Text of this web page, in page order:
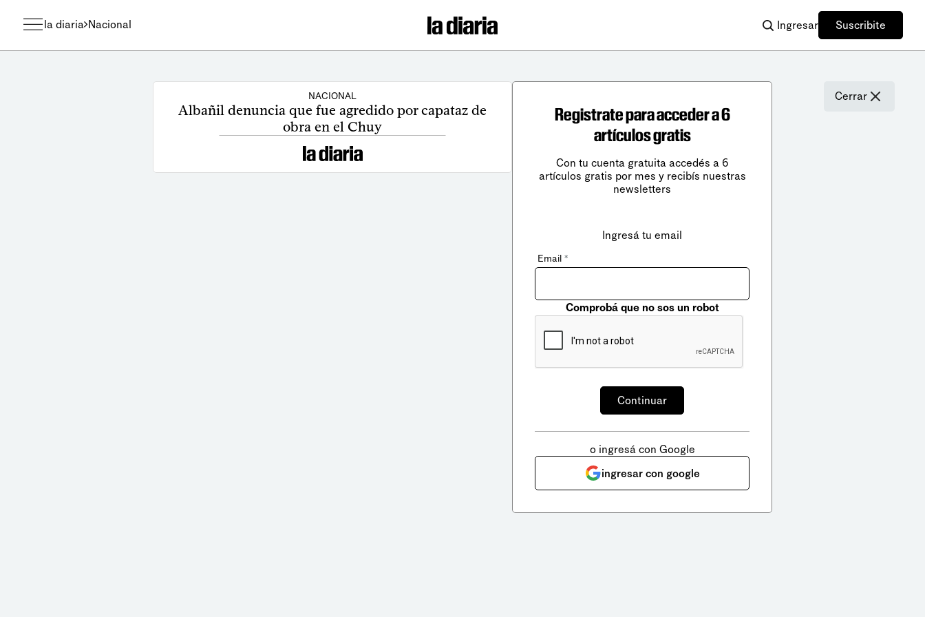
la diaria Nacional Ingresar Suscribite
NACIONAL
Albañil denuncia que fue agredido por capataz de
obra en el Chuy
Cerrar
Registrate para acceder a 6
artículos gratis
Con tu cuenta gratuita accedés a 6
artículos gratis por mes y recibís nuestras
newsletters
Ingresá tu email
Email *
Comprobá que no sos un robot
o ingresá con Google
ingresar con google